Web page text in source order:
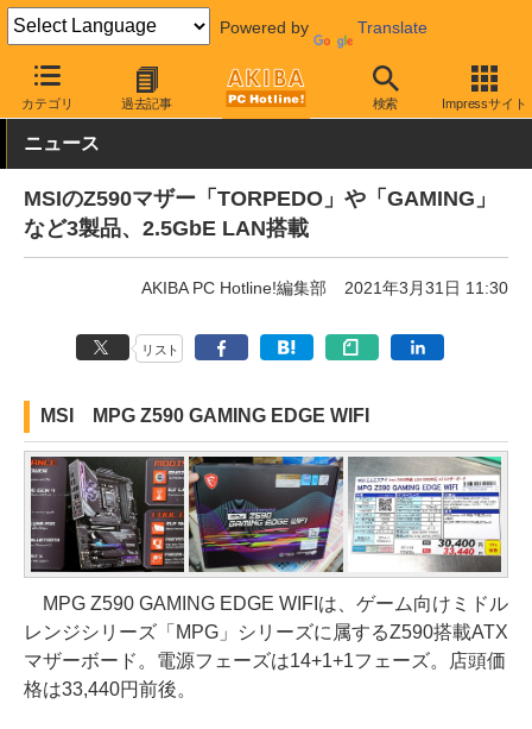
Powered by Translate
カテゴリ 過去記事 検索 Impressサイト
AKIBA PC Hotline! PCパーツ マザーボード MSI
ニュース
MSIのZ590マザー「TORPEDO」や「GAMING」
など3製品、2.5GbE LAN搭載
AKIBA PC Hotline!編集部 2021年3月31日 11:30
リスト
MSI MPG Z590 GAMING EDGE WIFI
MPG Z590 GAMING EDGE WIFIは、ゲーム向けミドル
レンジシリーズ「MPG」シリーズに属するZ590搭載ATX
マザーボード。電源フェーズは14+1+1フェーズ。店頭価
格は33,440円前後。